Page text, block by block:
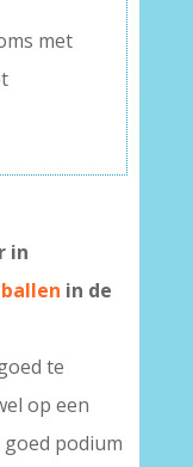
met
in
in de
te
op een
podium